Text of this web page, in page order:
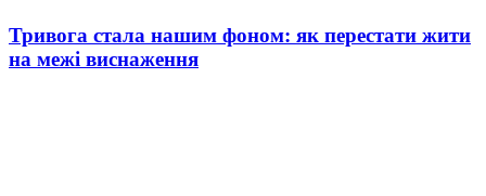
Тривога стала нашим фоном: як перестати жити
на межі виснаження